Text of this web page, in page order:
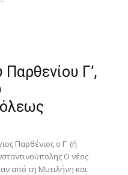
Γ’,
Παρθένιος ο Γ' (ή
Ο νέος
από τη Μυτιλήνη και